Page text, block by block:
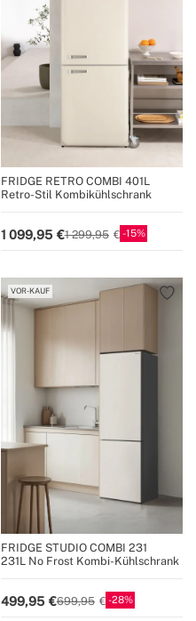
FRIDGE RETRO COMBI 401L
Retro-Stil Kombikühlschrank
1 099,95 1 299,95 15
VOR-KAUF
FRIDGE STUDIO COMBI 231
231L No Frost Kombi-Kühlschrank
499,95 699,95 28